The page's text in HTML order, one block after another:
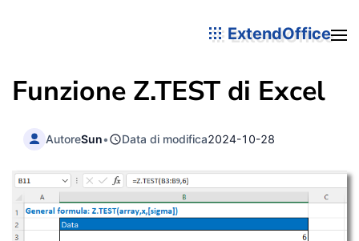
ExtendOffice
Funzione Z.TEST di Excel
AutoreSun• Data di modifica2024-10-28